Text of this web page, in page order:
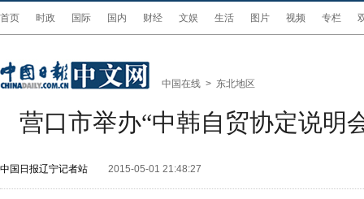
首页 时政 国际 国内 财经 文娱 生活 图片 视频 专栏
中国在线 > 东北地区
营口市举办“中韩自贸协定说明
中国日报辽宁记者站 2015-05-01 21:48:27